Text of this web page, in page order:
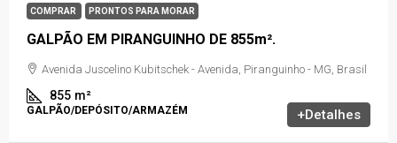
COMPRAR PRONTOS PARA MORAR
GALPÃO EM PIRANGUINHO DE 855m².
Avenida Juscelino Kubitschek - Avenida, Piranguinho - MG, Brasil
855 m²
GALPÃO/DEPÓSITO/ARMAZÉM +Detalhes